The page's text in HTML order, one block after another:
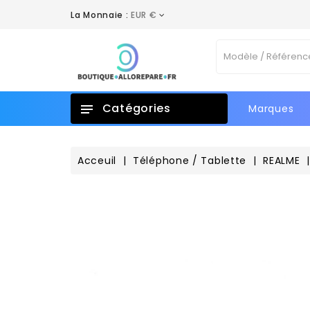
La Monnaie : EUR €
Catégories Marques
Acceuil Téléphone / Tablette REALME